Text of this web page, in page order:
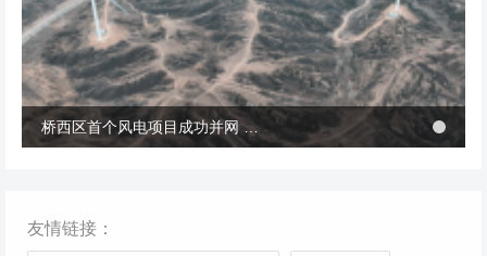
桥西区首个风电项目成功并网 助力绿电转型与乡村共富
冬季张北风景 桥西区首个风电项目成功并网 助力绿电转型与乡村共富
友情链接：